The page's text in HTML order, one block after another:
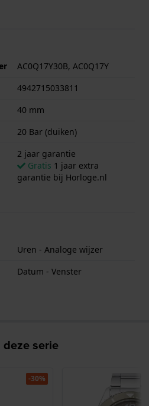
garantie.
AC0Q17Y30B, AC0Q17Y
4942715033811
40 mm
20 Bar (duiken)
2 jaar garantie
Gratis 1 jaar extra
garantie bij Horloge.nl
Uren - Analoge wijzer
Datum - Venster
serie
-30%